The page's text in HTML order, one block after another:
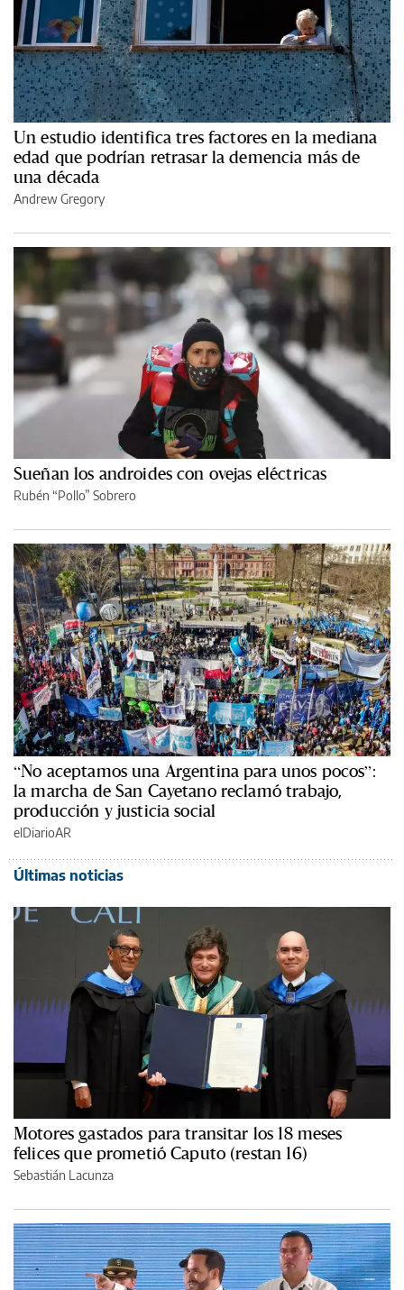
Un estudio identifica tres factores en la mediana
edad que podrían retrasar la demencia más de
una década
Andrew Gregory
Sueñan los androides con ovejas eléctricas
Rubén “Pollo” Sobrero
“No aceptamos una Argentina para unos pocos”:
la marcha de San Cayetano reclamó trabajo,
producción y justicia social
elDiarioAR
Últimas noticias
Motores gastados para transitar los 18 meses
felices que prometió Caputo (restan 16)
Sebastián Lacunza